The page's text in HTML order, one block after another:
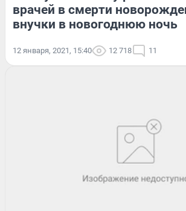
врачей в смерти
внучки в новогоднюю ночь
12 января, 2021, 15:40 12 718 11